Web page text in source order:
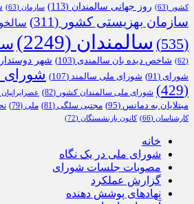
کشور (63) روز جهانی سالمندان (113) سازمان (63)
سازمان بهزیستی کشور (311)
(535)
سالمندان (2249)
(62)
شاخص دیده بان سالمندی (103) شهر
شورای (91) شورای ملی سالمند (107)
شورای
(429)
شورای ملی سالمندان کشور (82) عصرایرانیان
مبتلایان به دمانس (95) مجتبی سلگی (81) ملی (79)
کارشناسان (66) کانون بازنشستگان (72)
خانه
شورای ملی در یک نگاه
مصوبات جلسات شورای
گزارش عملکرد
نهادهای پوشش دهنده